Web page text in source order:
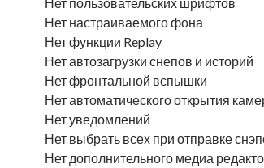
Нет настраиваемого фона
Нет функции Replay
Нет автозагрузки снепов и историй
Нет фронтальной вспышки
Нет автоматического открытия
Нет уведомлений
Нет выбрать всех при отправке
Нет дополнительного медиа